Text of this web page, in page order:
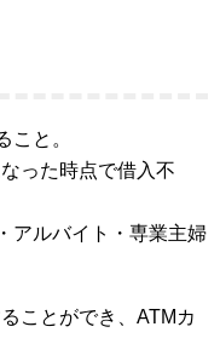
こと。
った時点で借入不
アルバイト・専業主婦
ことができ、ATMカ